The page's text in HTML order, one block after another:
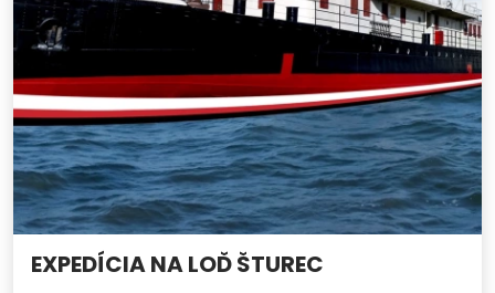
EXPEDÍCIA NA LOĎ ŠTUREC